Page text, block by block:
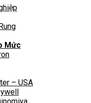
Mức
– USA